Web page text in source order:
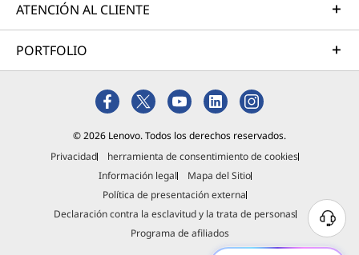
ATENCIÓN AL CLIENTE
PORTFOLIO
© 2026 Lenovo. Todos los derechos reservados.
Privacidad
herramienta de consentimiento de cookies
Información legal
Mapa del Sitio
Política de presentación externa
Declaración contra la esclavitud y la trata de personas
Programa de afiliados